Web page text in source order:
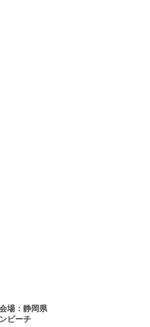
場：静岡県
ビーチ